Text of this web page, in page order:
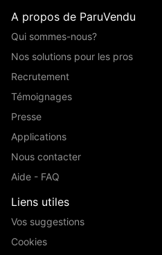
A propos de ParuVendu
Qui sommes-nous?
Nos solutions pour les pros
Recrutement
Témoignages
Presse
Applications
Nous contacter
Aide - FAQ
Liens utiles
Vos suggestions
Cookies